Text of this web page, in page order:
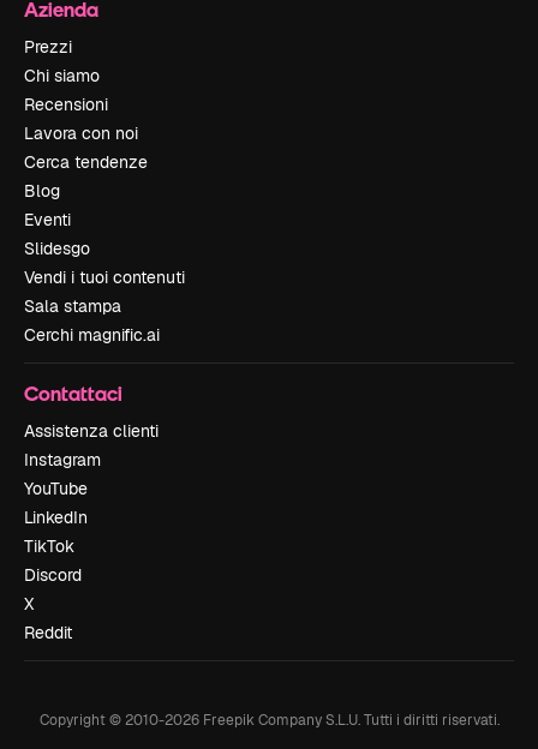
Azienda
Prezzi
Chi siamo
Recensioni
Lavora con noi
Cerca tendenze
Blog
Eventi
Slidesgo
Vendi i tuoi contenuti
Sala stampa
Cerchi magnific.ai
Contattaci
Assistenza clienti
Instagram
YouTube
LinkedIn
TikTok
Discord
X
Reddit
Copyright © 2010-2026Freepik Company S.L.U. Tutti i diritti riservati.